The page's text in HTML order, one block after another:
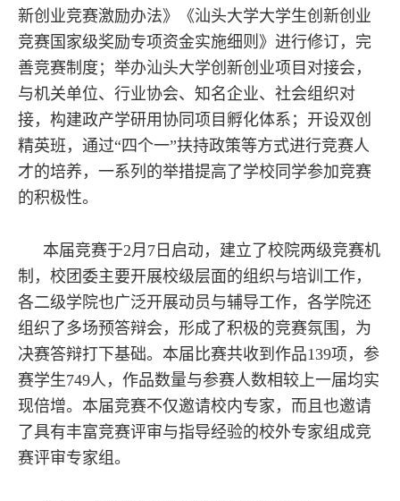
新创业竞赛激励办法》《汕头大学大学生创新创业
竞赛国家级奖励专项资金实施细则》进行修订，完
善竞赛制度；举办汕头大学创新创业项目对接会，
与机关单位、行业协会、知名企业、社会组织对
接，构建政产学研用协同项目孵化体系；开设双创
精英班，通过“四个一”扶持政策等方式进行竞赛人
才的培养，一系列的举措提高了学校同学参加竞赛
的积极性。
本届竞赛于2月7日启动，建立了校院两级竞赛机
制，校团委主要开展校级层面的组织与培训工作，
各二级学院也广泛开展动员与辅导工作，各学院还
组织了多场预答辩会，形成了积极的竞赛氛围，为
决赛答辩打下基础。本届比赛共收到作品139项，参
赛学生749人，作品数量与参赛人数相较上一届均实
现倍增。本届竞赛不仅邀请校内专家，而且也邀请
了具有丰富竞赛评审与指导经验的校外专家组成竞
赛评审专家组。